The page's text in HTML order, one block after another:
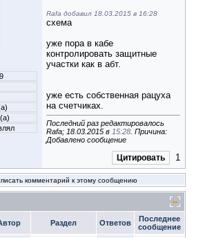
Rafa добавил 18.03.2015 в 16:28
схема
уже пора в кабе
контролировать защитные
участки как в абт.
уже есть собственная рацуха
на счетчиках.
Последний раз редактировалось
Rafa; 18.03.2015 в 15:28 . Причина:
Добавлено сообщение
Цитировать 1
комментарий к этому сообщению
Раздел Ответов
Последнее
сообщение